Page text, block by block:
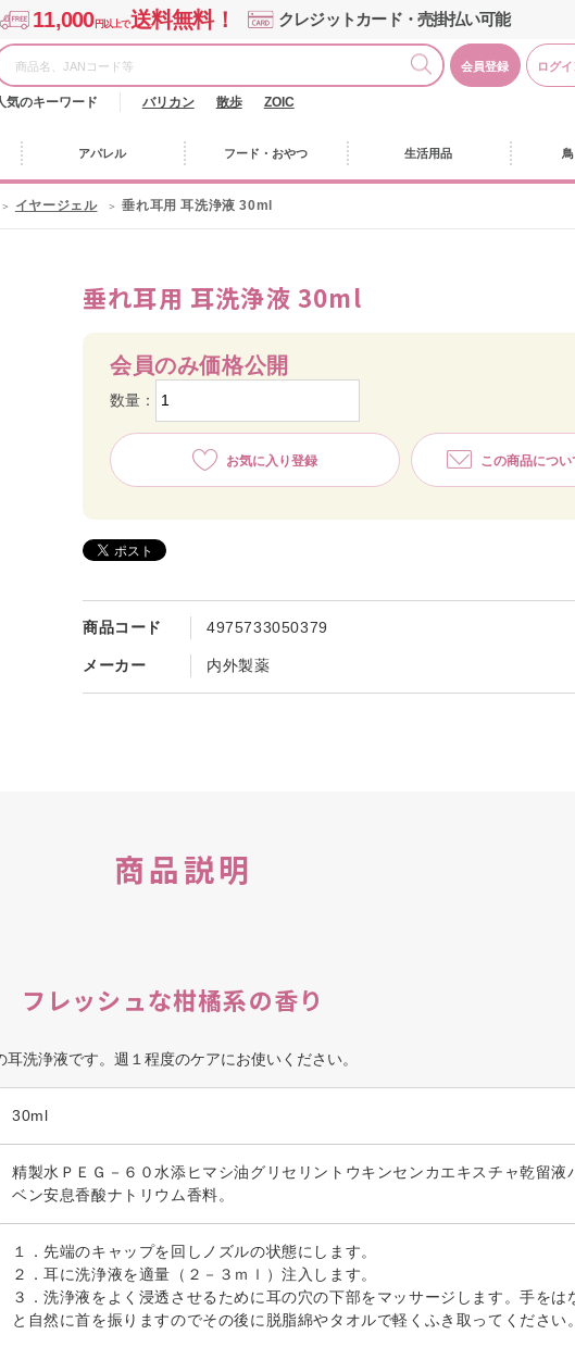
11,000円以上で送料無料！ クレジットカード・売掛払い可能
会員登録 ログ
気のキーワード バリカン 散歩 ZOIC
アパレル フード・おやつ 生活用品
イヤージェル 垂れ耳用 耳洗浄液 30ml
垂れ耳用 耳洗浄液 30ml
商品コード 4975733050379
メーカー 内外製薬
会員のみ価格公開
数量：
お気に入り登録 この商品につ
商品説明
フレッシュな柑橘系の香り
洗浄液です。週１程度のケアにお使いください。
30ml
精製水ＰＥＧ－６０水添ヒマシ油グリセリントウキンセンカエキスチャ乾留液
ベン安息香酸ナトリウム香料。
１．先端のキャップを回しノズルの状態にします。
２．耳に洗浄液を適量（２－３ｍｌ）注入します。
３．洗浄液をよく浸透させるために耳の穴の下部をマッサージします。手をは
と自然に首を振りますのでその後に脱脂綿やタオルで軽くふき取ってください。